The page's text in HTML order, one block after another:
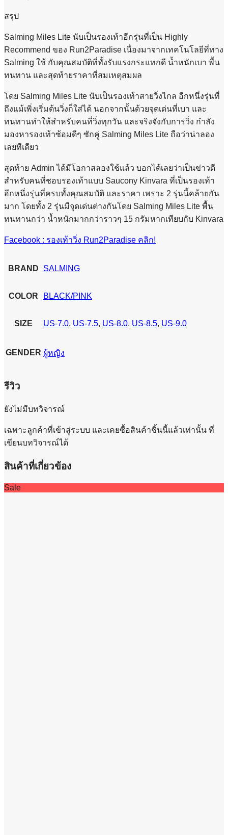
สรุป
Salming Miles Lite นับเป็นรองเท้าอีกรุ่นที่เป็น Highly
Recommend ของ Run2Paradise เนื่องมาจากเทคโนโลยีที่ทาง
Salming ใช้ กับคุณสมบัติที่ทั้งรับแรงกระแทกดี น้ำหนักเบา พื้น
ทนทาน และสุดท้ายราคาที่สมเหตุสมผล
โดย Salming Miles Lite นับเป็นรองเท้าสายวิ่งไกล อีกหนึ่งรุ่นที่
ถึงแม้เพิ่งเริ่มต้นวิ่งก็ใส่ได้ นอกจากนั้นด้วยจุดเด่นที่เบา และ
ทนทานทำให้สำหรับคนที่วิ่งทุกวัน และจริงจังกับการวิ่ง กำลัง
มองหารองเท้าซ้อมดีๆ ซักคู่ Salming Miles Lite ถือว่าน่าลอง
เลยทีเดียว
สุดท้าย Admin ได้มีโอกาสลองใช้แล้ว บอกได้เลยว่าเป็นข่าวดี
สำหรับคนที่ชอบรองเท้าแบบ Saucony Kinvara ที่เป็นรองเท้า
อีกหนึ่งรุ่นที่ครบทั้งคุณสมบัติ และราคา เพราะ 2 รุ่นนี้คล้ายกัน
มาก โดยทั้ง 2 รุ่นมีจุดเด่นต่างกันโดย Salming Miles Lite พื้น
ทนทานกว่า น้ำหนักมากกว่าราวๆ 15 กรัมหากเทียบกับ Kinvara
Facebook : รองเท้าวิ่ง Run2Paradise คลิก!
BRAND SALMING
COLOR BLACK/PINK
SIZE US-7.0, US-7.5, US-8.0, US-8.5, US-9.0
GENDER ผู้หญิง
รีวิว
ยังไม่มีบทวิจารณ์
เฉพาะลูกค้าที่เข้าสู่ระบบ และเคยซื้อสินค้าชิ้นนี้แล้วเท่านั้น ที่
เขียนบทวิจารณ์ได้
สินค้าที่เกี่ยวข้อง
Sale